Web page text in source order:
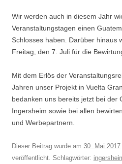
Wir werden auch in diesem Jahr
Veranstaltungstagen einen
Schlosses haben. Darüber hinaus
Freitag, den 7. Juli für die
Mit dem Erlös der
Jahren unser Projekt in Vuelta
bedanken uns bereits jetzt bei der
Ingersheim sowie bei allen
und Werbepartnern.
Dieser Beitrag wurde am 30. Mai 2017
veröffentlicht. Schlagwörter: